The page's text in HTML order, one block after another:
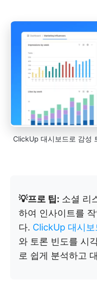
ClickUp 대시보드로 감성
💡프로 팁: 소셜 리
하여 인사이트를
다. ClickUp 대시보
와 토론 빈도를 시
로 쉽게 분석하고